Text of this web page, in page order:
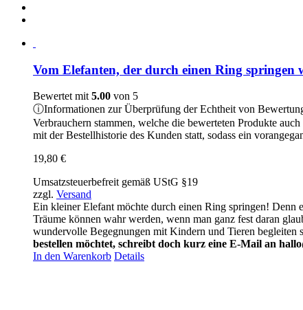
Vom Elefanten, der durch einen Ring springen
Bewertet mit5.00 von 5
ⓘInformationen zur Überprüfung der Echtheit von
Verbrauchern stammen, welche die bewerteten Produkte
mit der Bestellhistorie des Kunden statt, sodass ein
19,80 €
Umsatzsteuerbefreit gemäß UStG §19
zzgl. Versand
Ein kleiner Elefant möchte durch einen Ring springen!
Träume können wahr werden, wenn man ganz fest daran
wundervolle Begegnungen mit Kindern und Tieren
bestellen möchtet, schreibt doch kurz eine E-Mail an
In den Warenkorb Details